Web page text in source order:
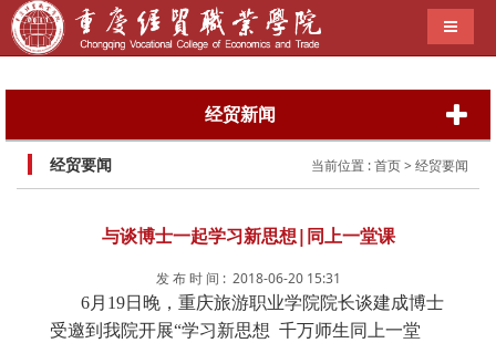
导航切
经贸新闻
经贸要闻 当前位置 :首页> 经贸要闻
与谈博士一起学习新思想|同上一堂课
发 布 时 间 : 2018-06-20 15:31
6月19日晚，重庆旅游职业学院院长谈建成博士
受邀到我院开展“学习新思想 千万师生同上一堂